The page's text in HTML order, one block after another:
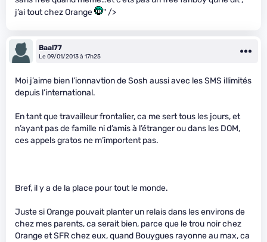
j’ai tout chez Orange
" />
Baal77
Le 09/01/2013 à 17h25
Moi j’aime bien l’ionnavtion de Sosh aussi avec les SMS illimités
depuis l’international.
En tant que travailleur frontalier, ca me sert tous les jours, et
n’ayant pas de famille ni d’amis à l’étranger ou dans les DOM,
ces appels gratos ne m’importent pas.
Bref, il y a de la place pour tout le monde.
Juste si Orange pouvait planter un relais dans les environs de
chez mes parents, ca serait bien, parce que le trou noir chez
Orange et SFR chez eux, quand Bouygues rayonne au max, ca